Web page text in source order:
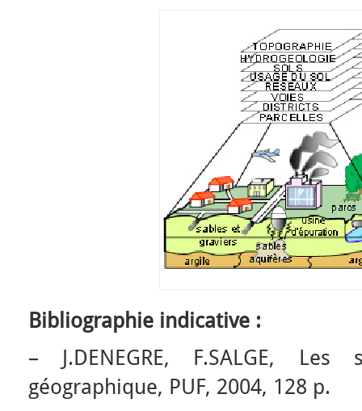
Bibliographie indicative :
– J.DENEGRE, F.SALGE, Les
géographique, PUF, 2004, 128 p.